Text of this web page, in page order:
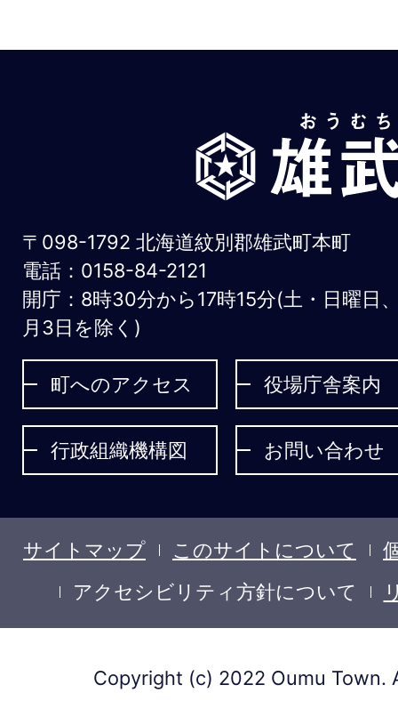
お
う
む
ち
ょ
う
〒098-1792 北海道紋別郡雄武町本町
電話：0158-84-2121
開庁：8時30分から17時15分(土・日曜日
月3日を除く)
町へのアクセス 役場庁舎案内
行政組織機構図 お問い合わせ
サイトマップ このサイトについて
アクセシビリティ方針について
Copyright (c) 2022 Oumu Town.